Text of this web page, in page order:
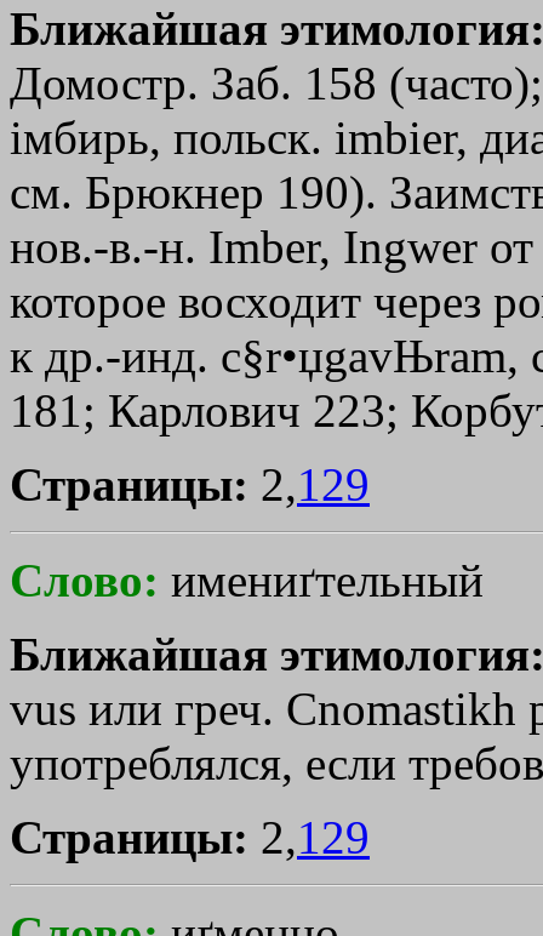
Ближайшая
Домостр. Заб. 158
iмбирь, польск. imbier,
см. Брюкнер 190).
нов.-в.-н. Imber, Ingwer
которое восходит через
к др.-инд. c§r•џgavЊram,
181; Карлович 223;
Страницы: 2,129
Слово: имениґтельный
Ближайшая
vus или греч. Сnomastikh
употреблялся, если
Страницы: 2,129